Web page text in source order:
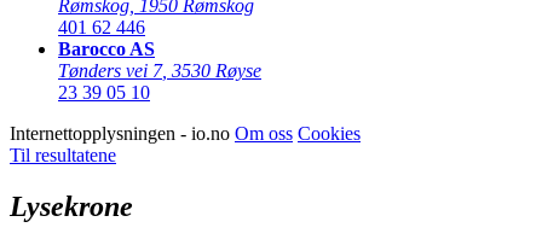
Rømskog 1950 Rømskog
401 62 446
Barocco AS
Tønders vei 7, 3530 Røyse
23 39 05 10
Internettopplysningen - io.no Om oss Cookies
Til resultatene
Lysekrone